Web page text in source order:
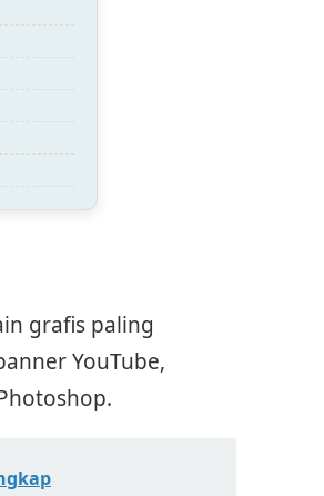
grafis paling
YouTube,